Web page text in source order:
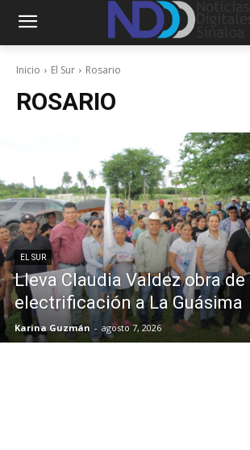
Inicio El Sur Rosario
ROSARIO
EL SUR
Lleva Claudia Valdez obra de
electrificación a La Guásima
Karina Guzmán - agosto 7, 2026